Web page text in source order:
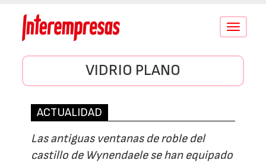
Conmutar
VIDRIO PLANO
ACTUALIDAD
Las antiguas ventanas de roble del
castillo de Wynendaele se han equipado